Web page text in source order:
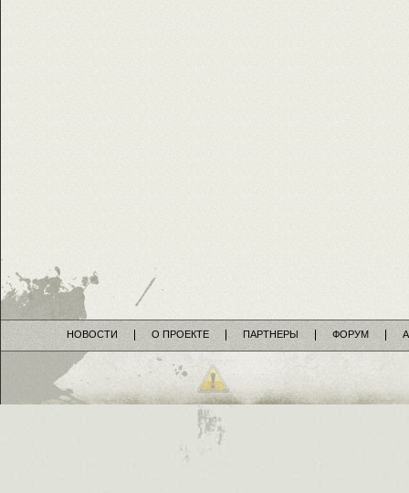
НОВОСТИ О ПРОЕКТЕ ПАРТНЕРЫ ФОРУМ